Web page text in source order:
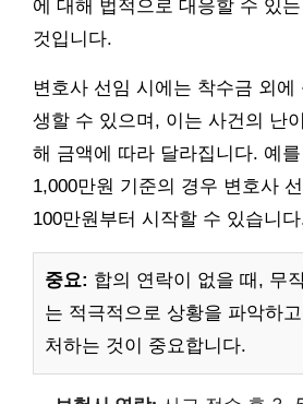
에 대해 법적으로 대응할 수 있
것입니다.
변호사 선임 시에는 착수금 외에
생할 수 있으며, 이는 사건의 난
해 금액에 따라 달라집니다. 예
1,000만원 기준의 경우 변호사
100만원부터 시작할 수 있습니
중요: 합의 연락이 없을 때, 무
는 적극적으로 상황을 파악하
처하는 것이 중요합니다.